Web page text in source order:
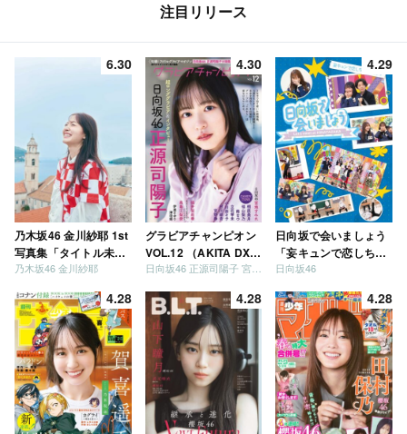
注目リリース
6.30
乃木坂46 金川紗耶 1st
写真集「タイトル未
定」
乃木坂46 金川紗耶
4.30
グラビアチャンピオン
VOL.12 （AKITA DXシ
リーズ）
日向坂46 正源司陽子 宮地すみれ
4.29
日向坂で会いましょう
「妄キュンで恋しちゃ
いましょう」「どっち
う」「ご褒美でロケし
ましょう」「フレンド
リーになりましょう」
「笑って卒業を祝いま
しょう」 [Blu-ray]
日向坂46
4.28 4.28 4.28